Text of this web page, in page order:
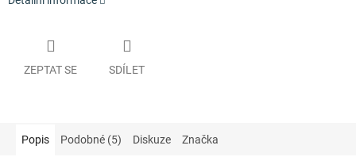
ZEPTAT SE SDÍLET
Popis Podobné (5) Diskuze Značka